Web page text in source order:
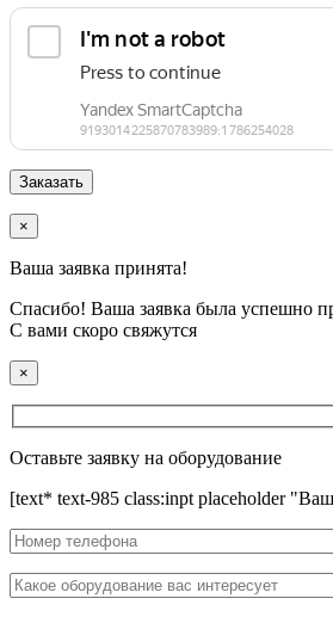
×
Ваша заявка принята!
Спасибо! Ваша заявка была успешно
С вами скоро свяжутся
×
Оставьте заявку на оборудование
[text* text-985 class:inpt placeholder